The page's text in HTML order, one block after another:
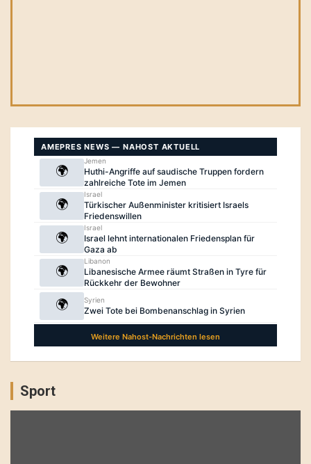
Sport